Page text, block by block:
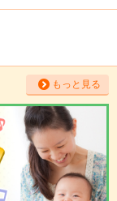
もっと見る